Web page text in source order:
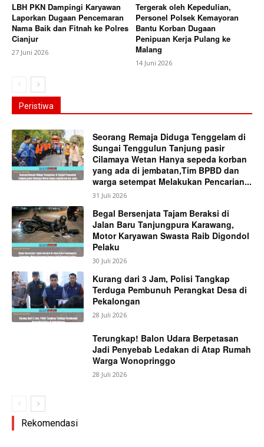
LBH PKN Dampingi Karyawan
Laporkan Dugaan Pencemaran
Nama Baik dan Fitnah ke Polres
Cianjur
27 Juni 2026
Tergerak oleh Kepedulian,
Personel Polsek Kemayoran
Bantu Korban Dugaan
Penipuan Kerja Pulang ke
Malang
14 Juni 2026
Peristiwa
Seorang Remaja Diduga Tenggelam di
Sungai Tenggulun Tanjung pasir
Cilamaya Wetan Hanya sepeda korban
yang ada di jembatan,Tim BPBD dan
warga setempat Melakukan Pencarian...
31 Juli 2026
Begal Bersenjata Tajam Beraksi di
Jalan Baru Tanjungpura Karawang,
Motor Karyawan Swasta Raib Digondol
Pelaku
30 Juli 2026
Kurang dari 3 Jam, Polisi Tangkap
Terduga Pembunuh Perangkat Desa di
Pekalongan
28 Juli 2026
Terungkap! Balon Udara Berpetasan
Jadi Penyebab Ledakan di Atap Rumah
Warga Wonopringgo
28 Juli 2026
Rekomendasi